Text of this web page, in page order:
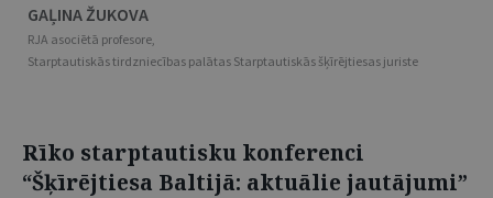
GAĻINA ŽUKOVA
RJA asociētā profesore,
Starptautiskās tirdzniecības palātas Starptautiskās šķīrējtiesas juriste
Rīko starptautisku konferenci
“Šķīrējtiesa Baltijā: aktuālie jautājumi”